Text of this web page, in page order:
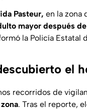
Pasteur, en la zona
mayor después
la Policía Estatal
el
recorridos de
. Tras el reporte,